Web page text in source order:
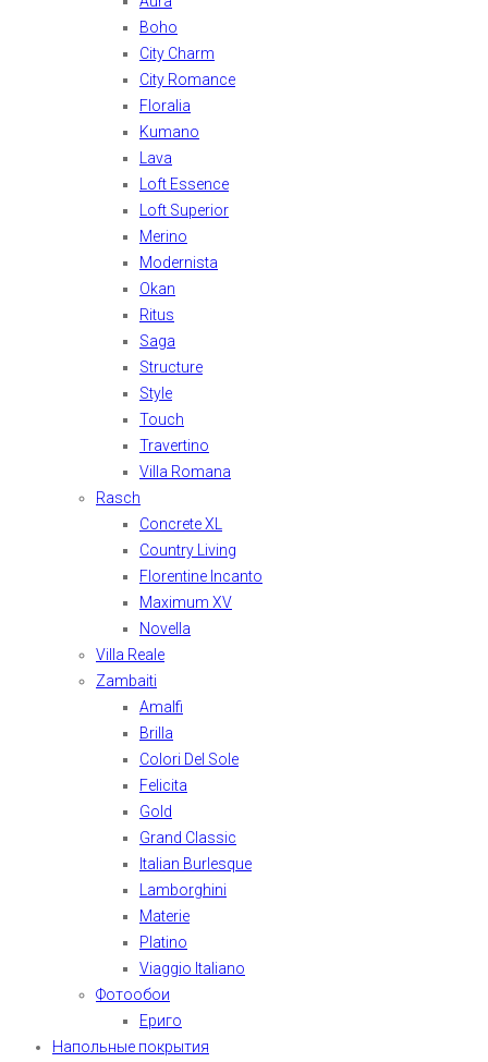
Boho
City Charm
City Romance
Floralia
Kumano
Lava
Loft Essence
Loft Superior
Merino
Modernista
Okan
Ritus
Saga
Structure
Style
Touch
Travertino
Villa Romana
Rasch
Concrete XL
Country Living
Florentine Incanto
Maximum XV
Novella
Villa Reale
Zambaiti
Amalfi
Brilla
Colori Del Sole
Felicita
Gold
Grand Classic
Italian Burlesque
Lamborghini
Materie
Platino
Viaggio Italiano
Фотообои
Ериго
Напольные покрытия